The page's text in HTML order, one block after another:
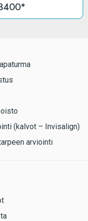
(kalvot – Invisalign)
arviointi